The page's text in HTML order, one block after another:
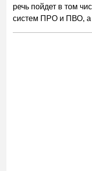
речь пойдет в том
систем ПРО и ПВО, а